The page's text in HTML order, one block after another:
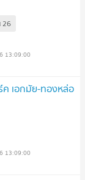
26
13:09:00
ค เอกมัย-ทองหล่อ
13:09:00